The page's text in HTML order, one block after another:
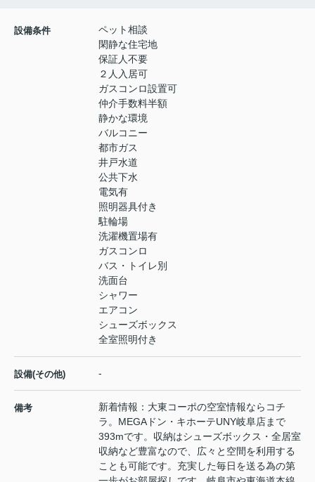
設備条件
ペット相談
閑静な住宅地
保証人不要
２人入居可
ガスコンロ設置可
仲介手数料半額
静かな環境
バルコニー
都市ガス
井戸水道
公共下水
電気有
照明器具付き
駐輪場
洗濯機置場有
ガスコンロ
バス・トイレ別
洗面台
シャワー
エアコン
シューズボックス
全室照明付き
設備(その他) -
備考
新着情報：大東コーポの空室情報ならコチ
ラ。MEGAドン・キホーテUNY岐阜店まで
393mです。収納はシューズボックス・全居室
収納など豊富なので、広々と空間を利用する
ことも可能です。充実した毎日を送る為の第